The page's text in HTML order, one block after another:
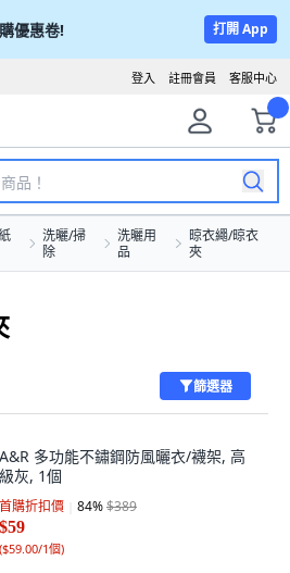
優惠卷! 打開 App
客服中心
註冊會員
登入
洗曬/掃
除
洗曬用
品
晾衣繩/晾衣
夾
篩選器
A&R 多功能不鏽鋼防風曬衣/襪架, 高
級灰, 1個
首購折扣價 84%$389
$59
($59.00/1個)